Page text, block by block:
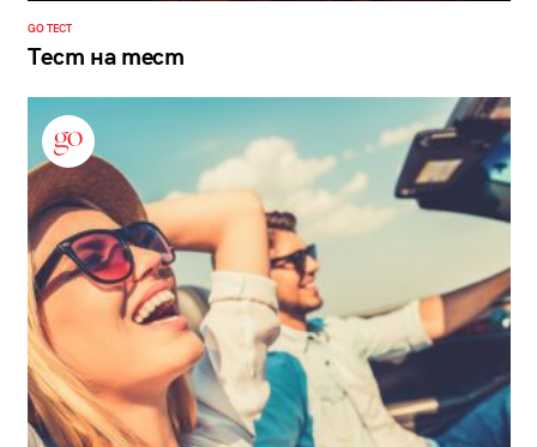
GO ТЕСТ
Тест на тест